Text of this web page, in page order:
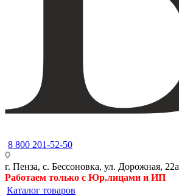
8 800 201-52-50
г. Пенза, с. Бессоновка, ул. Дорожная, 22а
Работаем только с Юр.лицами и ИП
Каталог товаров